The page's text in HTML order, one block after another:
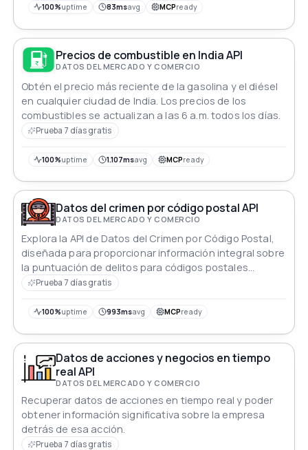
100%uptime 83msavg MCPready
Precios de combustible en India API
DATOS DEL MERCADO Y COMERCIO
Obtén el precio más reciente de la gasolina y el diésel
en cualquier ciudad de India. Los precios de los
combustibles se actualizan a las 6 a.m. todos los días.
Prueba 7 días gratis
100%uptime 1.107msavg MCPready
Datos del crimen por código postal API
DATOS DEL MERCADO Y COMERCIO
Explora la API de Datos del Crimen por Código Postal,
diseñada para proporcionar información integral sobre
la puntuación de delitos para códigos postales
específicos.
Prueba 7 días gratis
100%uptime 993msavg MCPready
Datos de acciones y negocios en tiempo
real API
DATOS DEL MERCADO Y COMERCIO
Recuperar datos de acciones en tiempo real y poder
obtener información significativa sobre la empresa
detrás de esa acción.
Prueba 7 días gratis